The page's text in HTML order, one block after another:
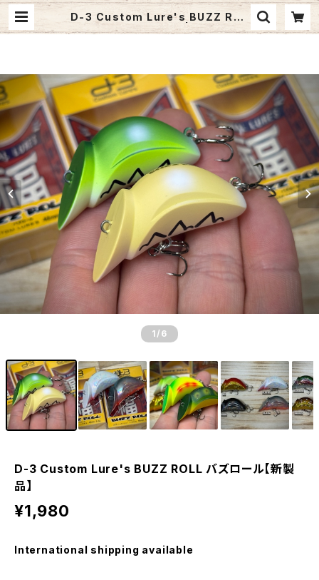
D-3 Custom Lure's BUZZ ROL
L バズロール【新製品】 | Fishing T
1 /6
D-3 Custom Lure's BUZZ ROLL バズロール【新製
品】
¥1,980
International shipping available